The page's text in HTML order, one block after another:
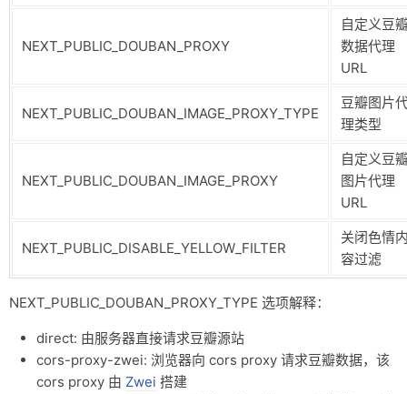
NEXT_PUBLIC_DOUBAN_PROXY
自定义豆
数据代理
URL
NEXT_PUBLIC_DOUBAN_IMAGE_PROXY_TYPE
豆瓣图片
理类型
NEXT_PUBLIC_DOUBAN_IMAGE_PROXY
自定义豆
图片代理
URL
NEXT_PUBLIC_DISABLE_YELLOW_FILTER
关闭色情
容过滤
NEXT_PUBLIC_DOUBAN_PROXY_TYPE 选项解释：
direct: 由服务器直接请求豆瓣源站
cors-proxy-zwei: 浏览器向 cors proxy 请求豆瓣数据，该
cors proxy 由 Zwei 搭建